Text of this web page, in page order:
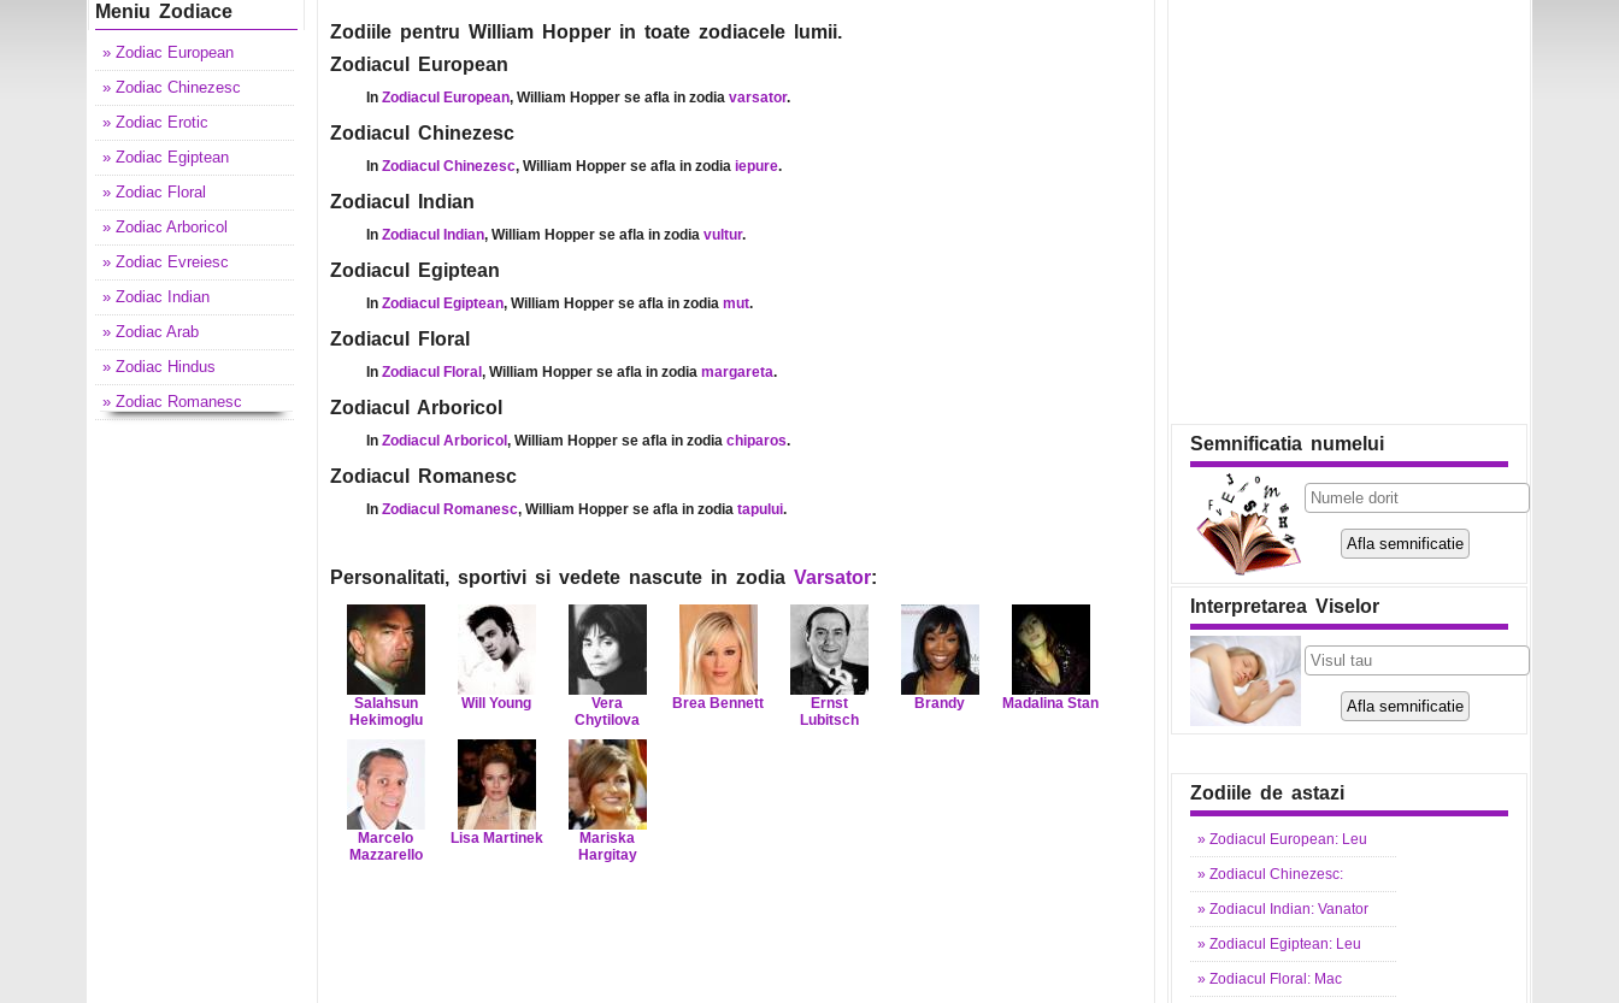
Meniu Zodiace
» Zodiac European
» Zodiac Chinezesc
» Zodiac Erotic
» Zodiac Egiptean
» Zodiac Floral
» Zodiac Arboricol
» Zodiac Evreiesc
» Zodiac Indian
» Zodiac Arab
» Zodiac Hindus
» Zodiac Romanesc
Zodiile pentru William Hopper in toate zodiacele lumii.
Zodiacul European
In Zodiacul European, William Hopper se afla in zodia varsator.
Zodiacul Chinezesc
In Zodiacul Chinezesc, William Hopper se afla in zodia iepure.
Zodiacul Indian
In Zodiacul Indian, William Hopper se afla in zodia vultur.
Zodiacul Egiptean
In Zodiacul Egiptean, William Hopper se afla in zodia mut.
Zodiacul Floral
In Zodiacul Floral , William Hopper se afla in zodia margareta.
Zodiacul Arboricol
In Zodiacul Arboricol , William Hopper se afla in zodia chiparos.
Zodiacul Romanesc
In Zodiacul Romanesc, William Hopper se afla in zodia tapului.
Personalitati, sportivi si vedete nascute in zodia Varsator:
Salahsun
Hekimoglu
Will Young
Vera
Chytilova
Brea Bennett
Ernst
Lubitsch
Brandy Madalina Stan
Marcelo
Mazzarello
Lisa Martinek
Mariska
Hargitay
Semnificatia numelui
Interpretarea Viselor
Zodiile de astazi
» Zodiacul European: Leu
» Zodiacul Chinezesc:
» Zodiacul Indian: Vanator
» Zodiacul Egiptean: Leu
» Zodiacul Floral: Mac